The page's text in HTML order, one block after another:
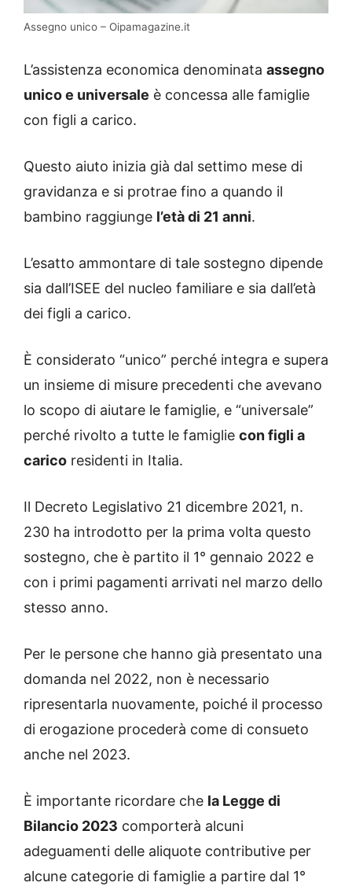
Assegno unico – Oipamagazine.it
L’assistenza economica denominata assegno
unico e universale è concessa alle famiglie
con figli a carico.
Questo aiuto inizia già dal settimo mese di
gravidanza e si protrae fino a quando il
bambino raggiunge l’età di 21 anni.
L’esatto ammontare di tale sostegno dipende
sia dall’ISEE del nucleo familiare e sia dall’età
dei figli a carico.
È considerato “unico” perché integra e supera
un insieme di misure precedenti che avevano
lo scopo di aiutare le famiglie, e “universale”
perché rivolto a tutte le famiglie con figli a
carico residenti in Italia.
Il Decreto Legislativo 21 dicembre 2021, n.
230 ha introdotto per la prima volta questo
sostegno, che è partito il 1° gennaio 2022 e
con i primi pagamenti arrivati nel marzo dello
stesso anno.
Per le persone che hanno già presentato una
domanda nel 2022, non è necessario
ripresentarla nuovamente, poiché il processo
di erogazione procederà come di consueto
anche nel 2023.
È importante ricordare che la Legge di
Bilancio 2023 comporterà alcuni
adeguamenti delle aliquote contributive per
alcune categorie di famiglie a partire dal 1°